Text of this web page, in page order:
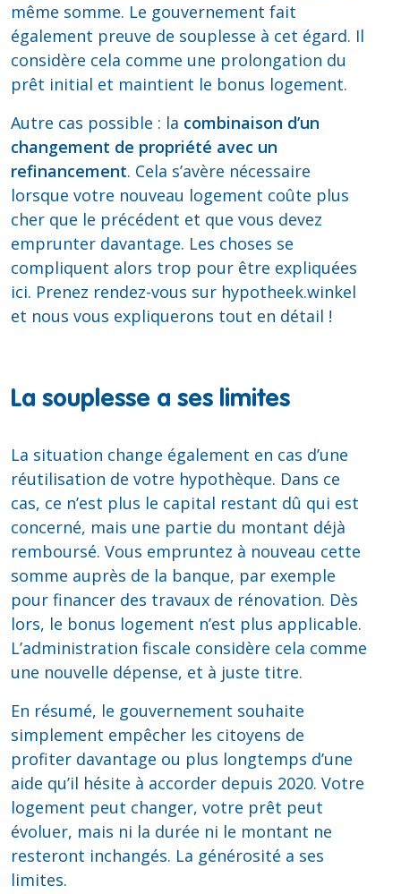
même somme. Le gouvernement fait
également preuve de souplesse à cet égard. Il
considère cela comme une prolongation du
prêt initial et maintient le bonus logement.
Autre cas possible : la combinaison d’un
changement de propriété avec un
refinancement. Cela s’avère nécessaire
lorsque votre nouveau logement coûte plus
cher que le précédent et que vous devez
emprunter davantage. Les choses se
compliquent alors trop pour être expliquées
ici. Prenez rendez-vous sur hypotheek.winkel
et nous vous expliquerons tout en détail !
La souplesse a ses limites
La situation change également en cas d’une
réutilisation de votre hypothèque. Dans ce
cas, ce n’est plus le capital restant dû qui est
concerné, mais une partie du montant déjà
remboursé. Vous empruntez à nouveau cette
somme auprès de la banque, par exemple
pour financer des travaux de rénovation. Dès
lors, le bonus logement n’est plus applicable.
L’administration fiscale considère cela comme
une nouvelle dépense, et à juste titre.
En résumé, le gouvernement souhaite
simplement empêcher les citoyens de
profiter davantage ou plus longtemps d’une
aide qu’il hésite à accorder depuis 2020. Votre
logement peut changer, votre prêt peut
évoluer, mais ni la durée ni le montant ne
resteront inchangés. La générosité a ses
limites.